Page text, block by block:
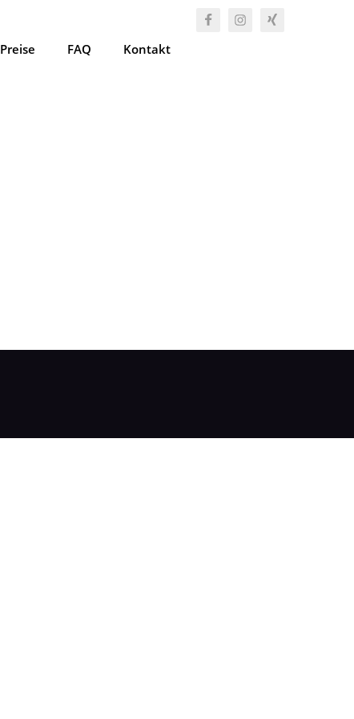
Preise FAQ Kontakt